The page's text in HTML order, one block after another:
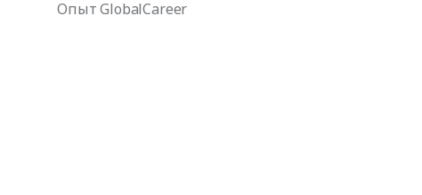
Опыт GlobalCareer